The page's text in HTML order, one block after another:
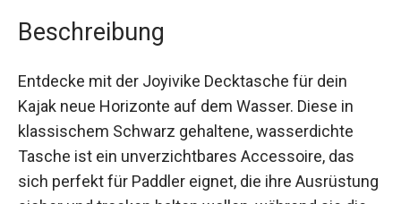
Beschreibung
Kajak neue Horizonte auf dem Wasser. Diese in
klassischem Schwarz gehaltene, wasserdichte
Tasche ist ein unverzichtbares Accessoire, das
sich perfekt für Paddler eignet, die ihre
Ausrüstung sicher und trocken halten wollen,